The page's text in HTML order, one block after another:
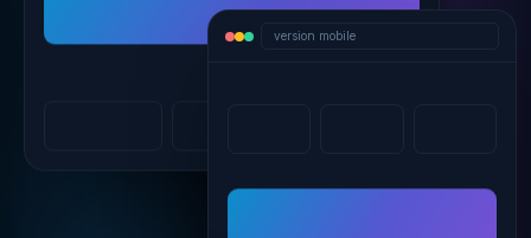
version mobile